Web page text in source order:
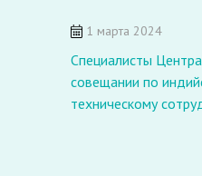
1 марта 2024
Специалисты
совещании по
техническому